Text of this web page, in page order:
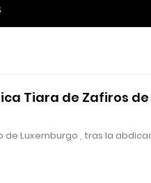
Tiara de Zafiros
de Luxemburgo , tras la